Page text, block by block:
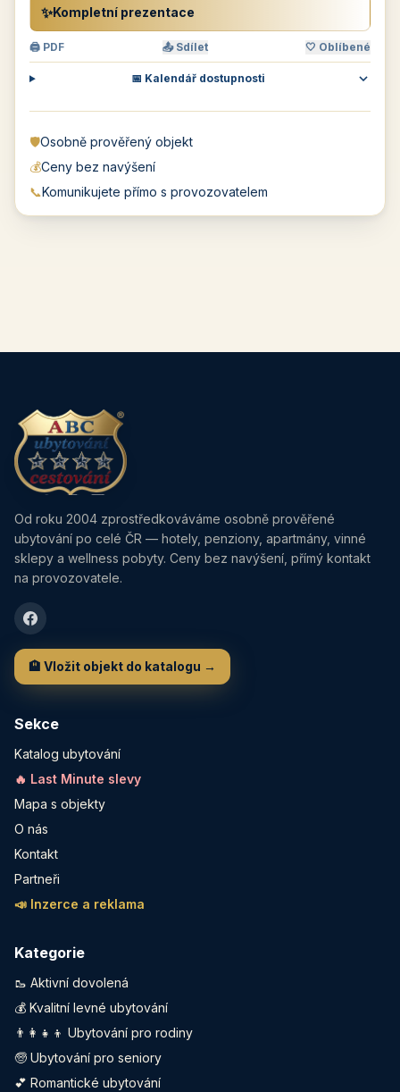
✨Kompletní prezentace
🖨 PDF 📤 Sdílet 🤍 Oblíbené
📅 Kalendář dostupnosti
🛡️Osobně prověřený objekt
💰Ceny bez navýšení
📞Komunikujete přímo s provozovatelem
Od roku 2004 zprostředkováváme osobně prověřené
ubytování po celé ČR — hotely, penziony, apartmány, vinné
sklepy a wellness pobyty. Ceny bez navýšení, přímý kontakt
na provozovatele.
🏨 Vložit objekt do katalogu →
Sekce
Katalog ubytování
🔥 Last Minute slevy
Mapa s objekty
O nás
Kontakt
Partneři
📣 Inzerce a reklama
Kategorie
🥾 Aktivní dovolená
💰 Kvalitní levné ubytování
👨‍👩‍👧‍👦 Ubytování pro rodiny
🧓 Ubytování pro seniory
💕 Romantické ubytování